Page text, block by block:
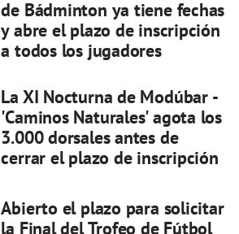
de Bádminton ya tiene fechas
y abre el plazo de inscripción
a todos los jugadores
La XI Nocturna de Modúbar -
'Caminos Naturales' agota los
3.000 dorsales antes de
cerrar el plazo de inscripción
Abierto el plazo para solicitar
la Final del Trofeo de Fútbol